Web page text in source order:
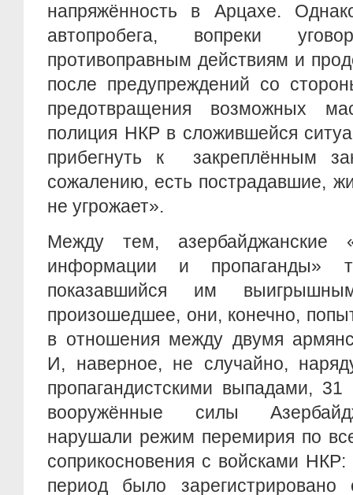
напряжённость в Арцахе.
автопробега, вопреки
противоправным действиям и
после предупреждений со
предотвращения возможных
полиция НКР в сложившейся
прибегнуть к закреплённым
сожалению, есть пострадавшие,
не угрожает».
Между тем, азербайджанские
информации и пропаганды»
показавшийся им
произошедшее, они, конечно,
в отношения между двумя
И, наверное, не случайно,
пропагандистскими выпадами,
вооружённые силы
нарушали режим перемирия по
соприкосновения с войсками
период было